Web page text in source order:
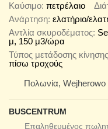
Καύσιμο πετρέλαιο
Ανάρτηση ελατήριο/
Αντλία σκυροδέματος
μ, 150 μ3/ώρα
Τύπος μετάδοσης κίνησης
πίσω τροχούς
Πολωνία, Wejherowo
BUSCENTRUM